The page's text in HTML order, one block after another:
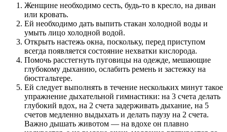
Женщине необходимо сесть, будь-то в кресло, на диван
или кровать.
Ей необходимо дать выпить стакан холодной воды и
умыть лицо холодной водой.
Открыть настежь окна, поскольку, перед приступом
всегда появляется состояние нехватки кислорода.
Помочь расстегнуть пуговицы на одежде, мешающие
глубокому дыханию, ослабить ремень и застежку на
бюстгальтере.
Ей следует выполнять в течение нескольких минут такое
упражнение дыхательной гимнастики: на 3 счета делать
глубокий вдох, на 2 счета задерживать дыхание, на 5
счетов медленно выдыхать и делать паузу на 2 счета.
Важно дышать животом — на вдохе он плавно